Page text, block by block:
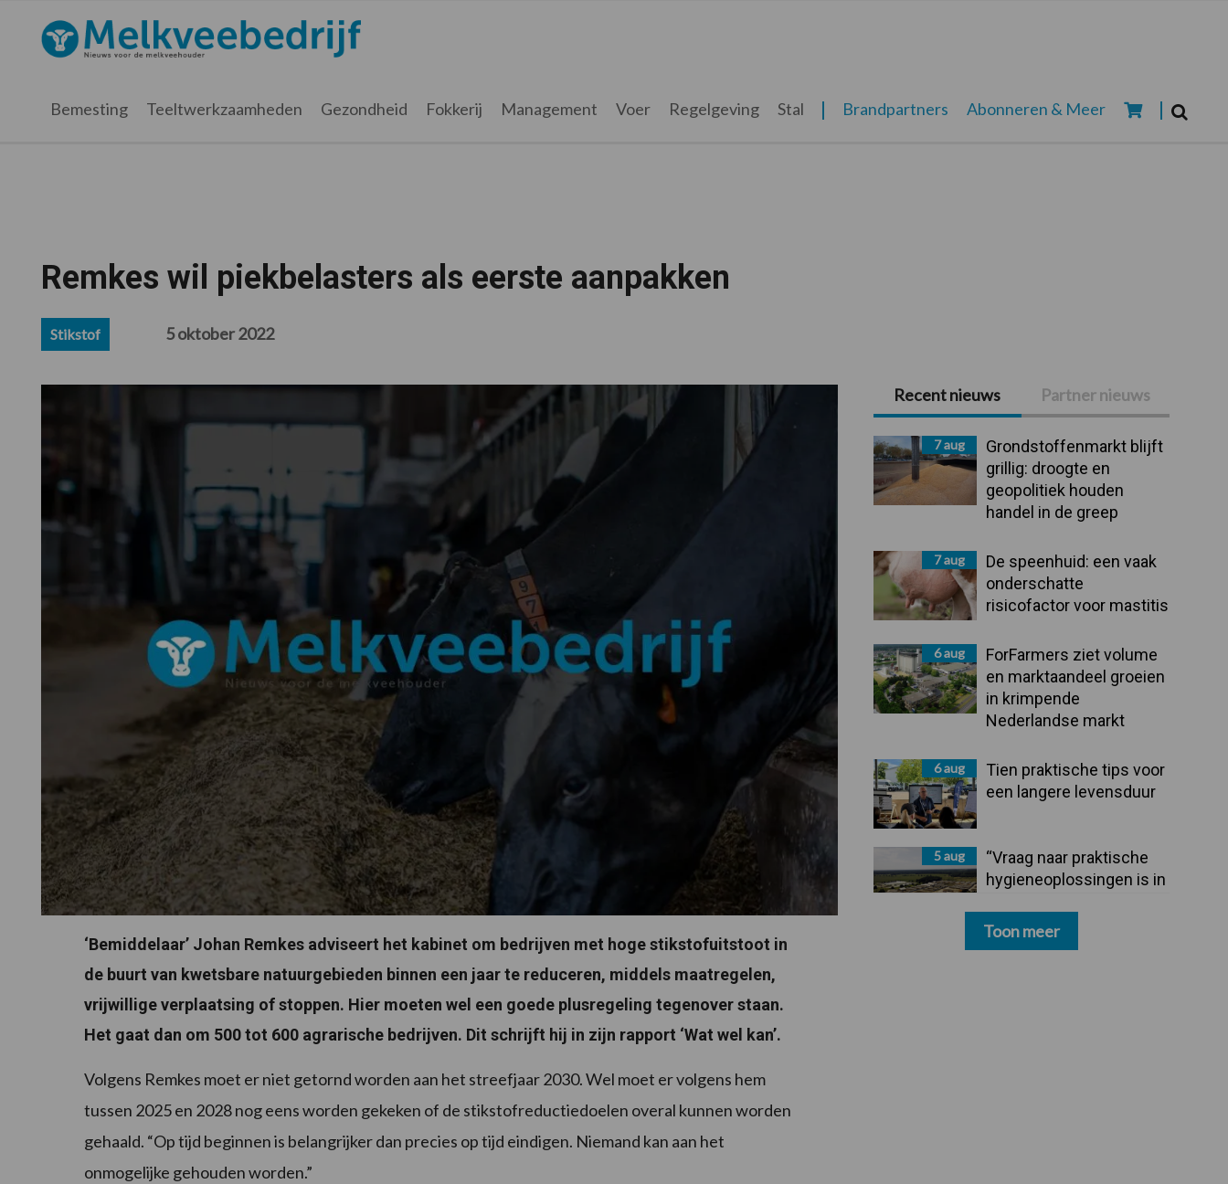
hoofdnavigatie
hoofd
eerste
voettekst
Melkveebedrijf.nl
Bemesting Teeltwerkzaamheden Gezondheid Fokkerij Management Voer Regelgeving Stal Brandpartners Abonneren & Meer
Remkes wil piekbelasters als eerste aanpakken
Stikstof 5 oktober 2022
‘Bemiddelaar’ Johan Remkes adviseert het kabinet om bedrijven met hoge stikstofuitstoot in
de buurt van kwetsbare natuurgebieden binnen een jaar te reduceren, middels maatregelen,
vrijwillige verplaatsing of stoppen. Hier moeten wel een goede plusregeling tegenover staan.
Het gaat dan om 500 tot 600 agrarische bedrijven. Dit schrijft hij in zijn rapport ‘Wat wel kan’.
Volgens Remkes moet er niet getornd worden aan het streefjaar 2030. Wel moet er volgens hem
tussen 2025 en 2028 nog eens worden gekeken of de stikstofreductiedoelen overal kunnen worden
gehaald. “Op tijd beginnen is belangrijker dan precies op tijd eindigen. Niemand kan aan het
onmogelijke gehouden worden.”
Primaire
Sidebar
Recent nieuws Partner nieuws
7 aug
Grondstoffenmarkt blijft
grillig: droogte en
geopolitiek houden
handel in de greep
7 aug
De speenhuid: een vaak
onderschatte
risicofactor voor mastitis
6 aug
ForFarmers ziet volume
en marktaandeel groeien
in krimpende
Nederlandse markt
6 aug
Tien praktische tips voor
een langere levensduur
5 aug
“Vraag naar praktische
hygieneoplossingen is in
Toon meer